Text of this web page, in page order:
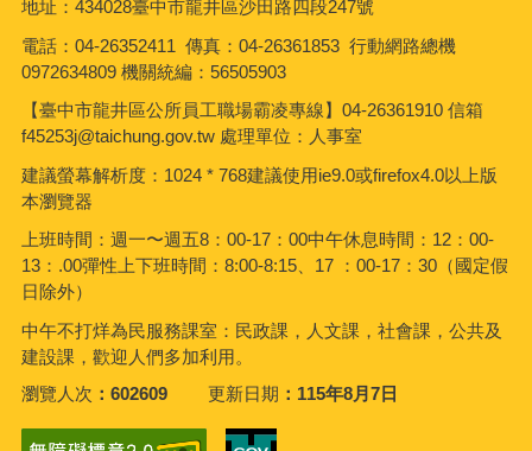
地址：434028臺中市龍井區沙田路四段247號
電話：04-26352411 傳真：04-26361853 行動網路總機
0972634809 機關統編：56505903
【臺中市龍井區公所員工職場霸凌專線】04-26361910 信箱
f45253j@taichung.gov.tw 處理單位：人事室
建議螢幕解析度：1024 * 768建議使用ie9.0或firefox4.0以上版
本瀏覽器
上班時間：週一〜週五8：00-17：00中午休息時間：12：00-
13：.00彈性上下班時間：8:00-8:15、17 ：00-17：30（國定假
日除外）
中午不打烊為民服務課室：民政課，人文課，社會課，公共及
建設課，歡迎人們多加利用。
瀏覽人次
602609 更新日期 115年8月7日